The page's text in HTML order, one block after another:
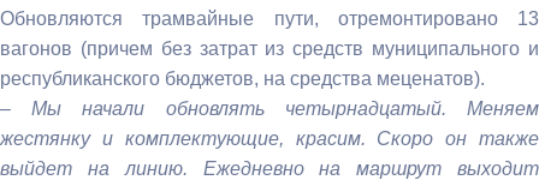
Обновляются трамвайные пути, отремонтировано 13
вагонов (причем без затрат из средств муниципального и
республиканского бюджетов, на средства меценатов).
–Мы начали обновлять четырнадцатый. Меняем
жестянку и комплектующие, красим. Скоро он также
выйдет на линию. Ежедневно на маршрут выходит